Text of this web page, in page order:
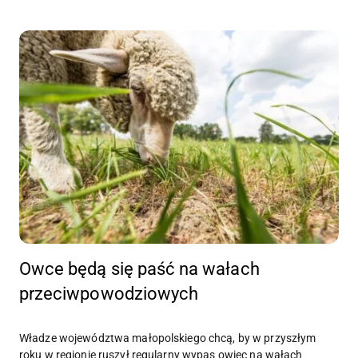
Owce będą się paść na wałach
przeciwpowodziowych
Władze województwa małopolskiego chcą, by w przyszłym
roku w regionie ruszył regularny wypas owiec na wałach